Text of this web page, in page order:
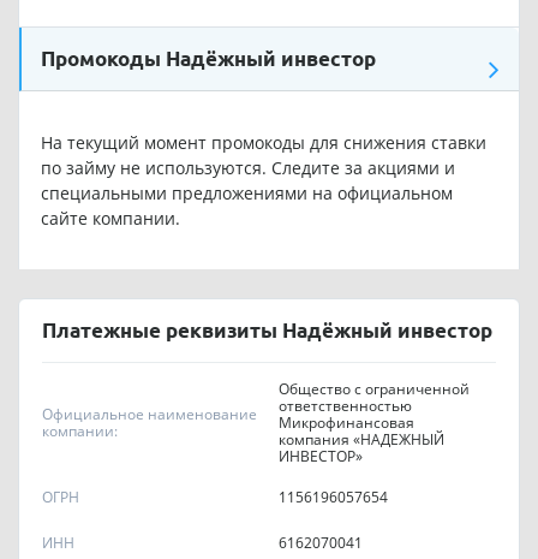
Промокоды Надёжный инвестор
На текущий момент промокоды для снижения ставки
по займу не используются. Следите за акциями и
специальными предложениями на официальном
сайте компании.
Платежные реквизиты Надёжный инвестор
Официальное наименование
компании:
Общество с ограниченной
ответственностью
Микрофинансовая
компания «НАДЕЖНЫЙ
ИНВЕСТОР»
ОГРН
1156196057654
ИНН 6162070041